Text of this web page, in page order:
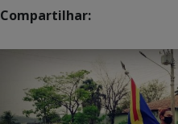
Compartilhar: